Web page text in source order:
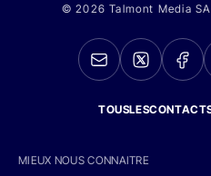
© 2026 Talmont Media
MIEUX NOUS CONNAITRE